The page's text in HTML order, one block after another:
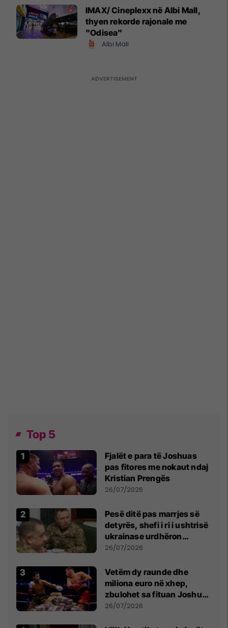
IMAX/ Cineplexx në Albi Mall,
thyen rekorde rajonale me
"Odisea"
Albi Mall
Top 5
Fjalët e para të Joshuas
pas fitores me nokaut ndaj
Kristian Prengës
26/07/2026
Pesë ditë pas marrjes së
detyrës, shefi i ri i ushtrisë
ukrainase urdhëron
kontroll të madh
26/07/2026
Vetëm dy raunde dhe
miliona euro në xhep,
zbulohet sa fituan Joshua
e Prenga
26/07/2026